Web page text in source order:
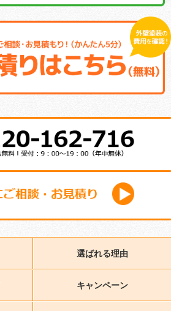
選ばれる理由
キャンペーン